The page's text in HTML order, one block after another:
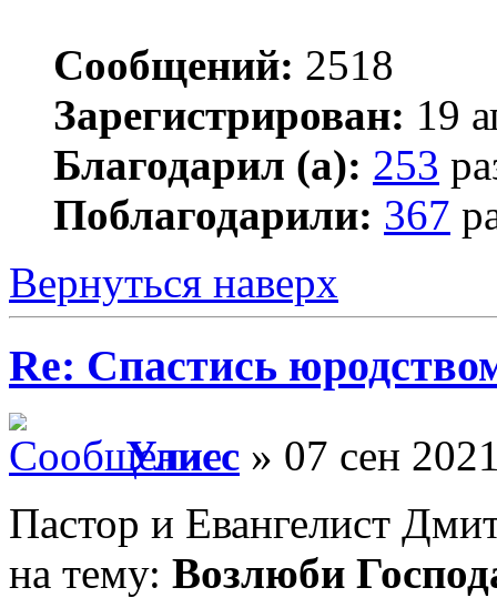
Сообщений: 2518
Зарегистрирован: 19
Благодарил (а): 253
Поблагодарили: 367
Вернуться наверх
Re: Спастись
Улисс » 07 сен
Пастор и Евангелист
на тему: Возлюби